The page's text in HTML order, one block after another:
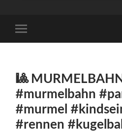
Menü
🎱
#murmelbahn
#murmel
#rennen